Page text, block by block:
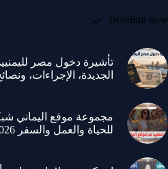
Trending now
الجديدة، الإجراءات،
مجموعة موقع اليماني
للحياة والعمل والسفر 2026 Elymany group